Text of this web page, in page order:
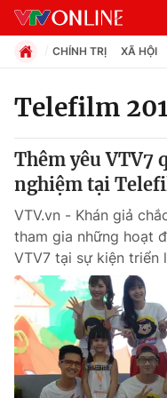
Chuyên mục
Chính trị
Xã hội
Pháp luật
Y tế
Thế giới
CHÍNH TRỊ XÃ HỘI
Telefilm
Thêm yêu VTV7
nghiệm tại
VTV.vn - Khán giả
tham gia những hoạt
VTV7 tại sự kiện triển